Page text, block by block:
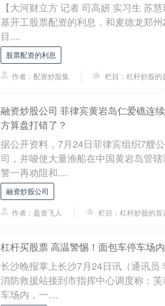
【大河财立方 记者 司高妍 实习生 苏
基开工股票配资的利息，和麦德龙郑
目....
股票配资的利息
作者：配资炒股集 栏目：杠杆炒股的
融资炒股公司 菲律宾黄岩岛仁爱礁连
方算盘打错了？
据公开资料，7月24日菲律宾组织7艘
司，并唆使大量渔船在中国黄岩岛管
警一再劝阻和....
融资炒股公司
作者：盈资飞人 栏目：杠杆炒股的首
杠杆买股票 高温警惕！面包车停车场
长沙晚报掌上长沙7月24日讯（通讯
消防救援站接到市指挥中心调度称：
车场内，一....